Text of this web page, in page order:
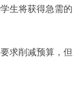
生将获得急需的
求削减预算，但